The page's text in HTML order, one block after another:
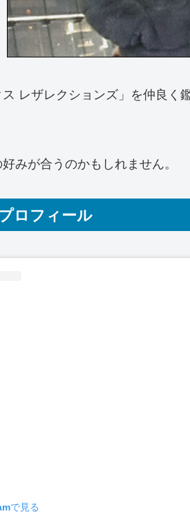
レザレクションズ」を仲良く
みが合うのかもしれません。
ロフィール
で見る